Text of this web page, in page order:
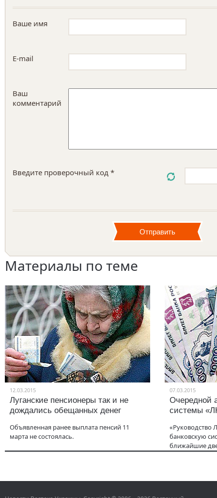
Ваше имя
E-mail
Ваш
комментарий
Введите проверочный код *
Материалы по теме
12.03.2015
Луганские пенсионеры так и не
дождались обещанных денег
Объявленная ранее выплата пенсий 11
марта не состоялась.
07.03.2015
Очередной
системы
«Руководство
банковскую
ближайшие